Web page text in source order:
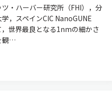
・ハーバー研究所（FHI），分
，スペインCIC NanoGUNE
世界最良となる1nmの細かさ
観…